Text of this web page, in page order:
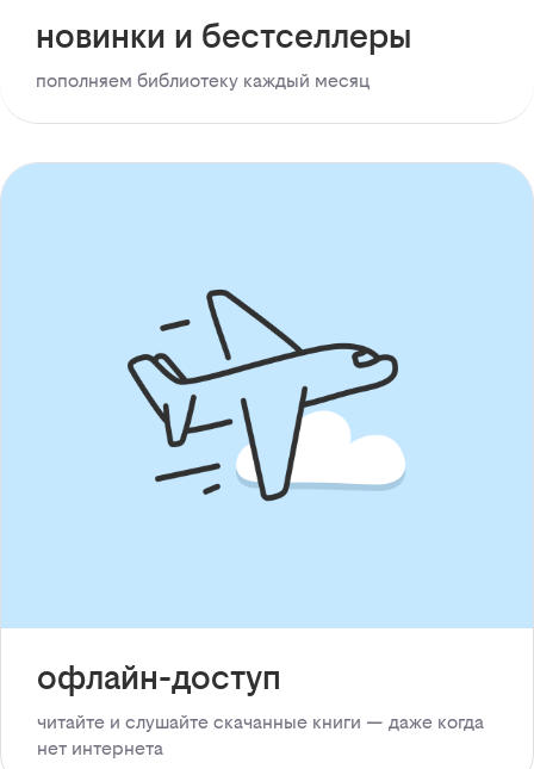
новинки и бестселлеры
пополняем библиотеку каждый месяц
офлайн-доступ
читайте и слушайте скачанные книги — даже когда
нет интернета